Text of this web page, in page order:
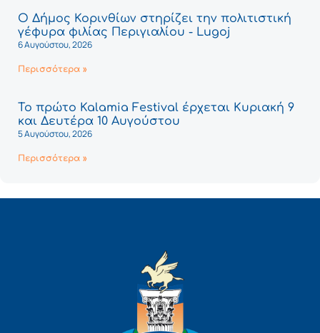
Ο Δήμος Κορινθίων στηρίζει την πολιτιστική
γέφυρα φιλίας Περιγιαλίου - Lugoj
6 Αυγούστου, 2026
Περισσότερα »
Το πρώτο Kalamia Festival έρχεται Κυριακή 9
και Δευτέρα 10 Αυγούστου
5 Αυγούστου, 2026
Περισσότερα »